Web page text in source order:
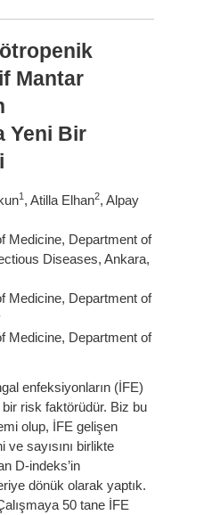
Mantar
Yeni Bir
1 , Atilla Elhan2, Alpay
Medicine, Department of
Diseases, Ankara,
Medicine, Department of
Medicine, Department of
enfeksiyonların (İFE)
risk faktörüdür. Biz bu
olup, İFE gelişen
sayısını birlikte
D-indeks’in
dönük olarak yaptık.
50 tane İFE